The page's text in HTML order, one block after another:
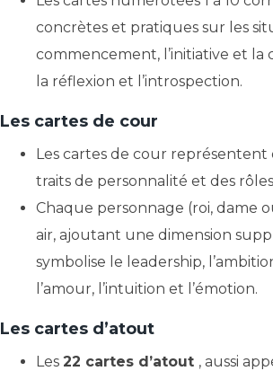
concrètes et pratiques sur les
commencement, l’initiative et la
la réflexion et l’introspection.
Les cartes de cour
Les cartes de cour
traits de personnalité et des
Chaque personnage (roi, dame
air, ajoutant une dimension
symbolise le leadership,
l’amour, l’intuition et l’émotion.
Les cartes d’atout
Les 22 cartes d’atout , aussi